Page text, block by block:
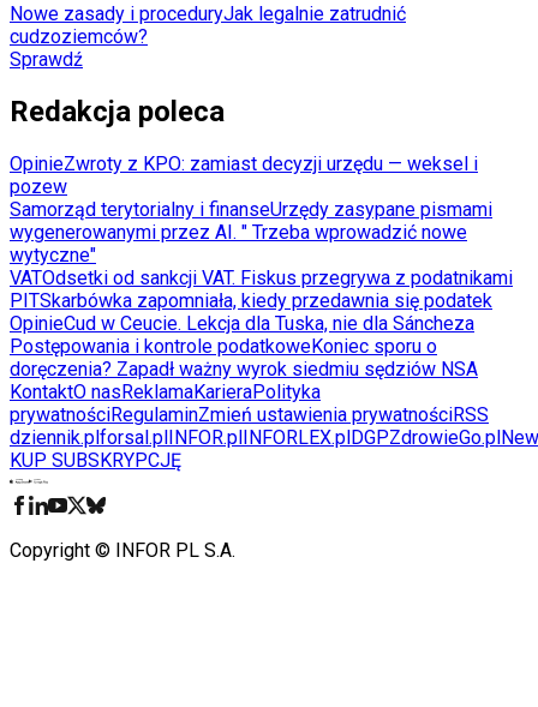
Nowe zasady i proceduryJak legalnie zatrudnić
cudzoziemców?
Sprawdź
Redakcja poleca
OpinieZwroty z KPO: zamiast decyzji urzędu — weksel i
pozew
Samorząd terytorialny i finanseUrzędy zasypane pismami
wygenerowanymi przez AI. " Trzeba wprowadzić nowe
wytyczne"
VATOdsetki od sankcji VAT. Fiskus przegrywa z podatnikami
PITSkarbówka zapomniała, kiedy przedawnia się podatek
OpinieCud w Ceucie. Lekcja dla Tuska, nie dla Sáncheza
Postępowania i kontrole podatkoweKoniec sporu o
doręczenia? Zapadł ważny wyrok siedmiu sędziów NSA
KontaktO nasReklamaKarieraPolityka
prywatnościRegulaminZmień ustawienia prywatnościRSS
dziennik.plforsal.plINFOR.plINFORLEX.plDGPZdrowieGo.pl
KUP SUBSKRYPCJĘ
Copyright © INFOR PL S.A.